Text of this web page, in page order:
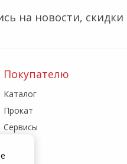
на новости, скидки
Покупателю
Каталог
Прокат
Сервисы
Статьи